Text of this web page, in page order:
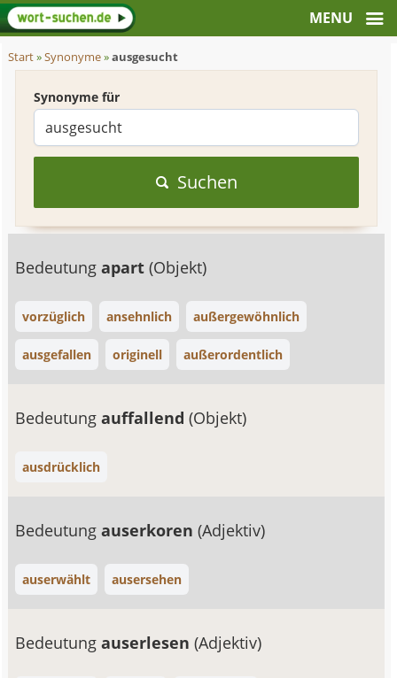
Start»Synonyme»ausgesucht
Synonyme für
Suchen
Bedeutungapart(Objekt)
vorzüglich ansehnlich außergewöhnlich
ausgefallen originell außerordentlich
Bedeutungauffallend(Objekt)
ausdrücklich
Bedeutungauserkoren(Adjektiv)
auserwählt ausersehen
Bedeutungauserlesen(Adjektiv)